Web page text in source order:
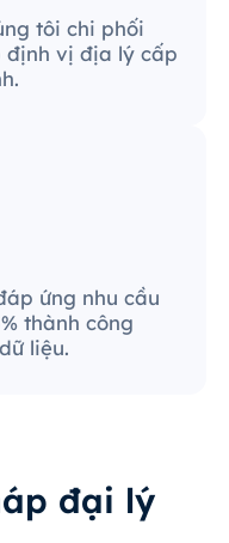
tôi chi phối
định vị địa lý cấp
ứng nhu cầu
thành công
liệu.
đại lý